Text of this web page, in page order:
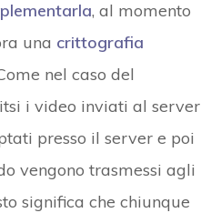
, al momento
una crittografia
nel caso del
i video inviati al server
presso il server e poi
vengono trasmessi agli
significa che chiunque